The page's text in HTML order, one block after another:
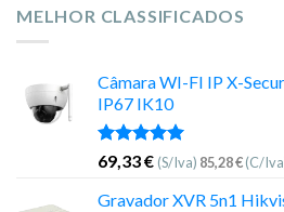
MELHOR CLASSIFICADOS
Câmara WI-FI IP X-
IP67 IK10
Avaliação
5.00
de 5
69,33€ (S/Iva) 85,28€(C/
Gravador XVR 5n1